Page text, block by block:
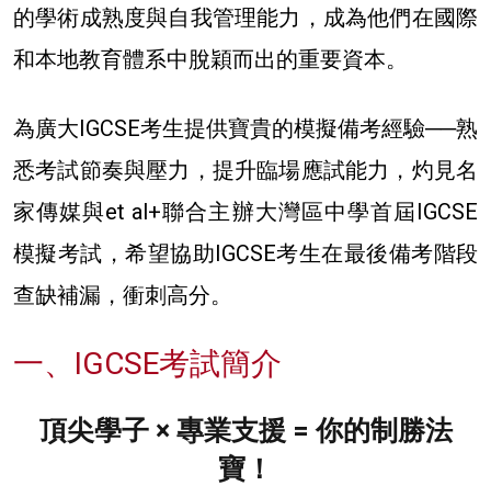
的學術成熟度與自我管理能力，成為他們在國際
和本地教育體系中脫穎而出的重要資本。
為廣大IGCSE考生提供寶貴的模擬備考經驗──熟
悉考試節奏與壓力，提升臨場應試能力，灼見名
家傳媒與et al+聯合主辦大灣區中學首屆IGCSE
模擬考試，希望協助IGCSE考生在最後備考階段
查缺補漏，衝刺高分。
一、IGCSE考試簡介
頂尖學子 × 專業支援 = 你的制勝法
寶！